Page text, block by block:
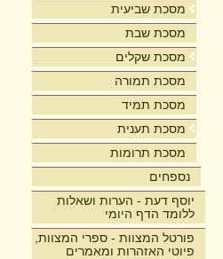
מסכת שביעית
מסכת שבת
מסכת שקלים
מסכת תמורה
מסכת תמיד
מסכת תענית
מסכת תרומות
נספחים
יוסף דעת - הערות ושאלות
ללומד הדף היומי
פורטל המצוות - ספרי המצוות,
פיוטי האזהרות ומאמרים